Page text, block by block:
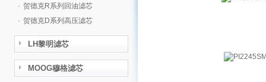
· 贺德克R系列回油滤芯
· 贺德克D系列高压滤芯
LH黎明滤芯
MOOG穆格滤芯